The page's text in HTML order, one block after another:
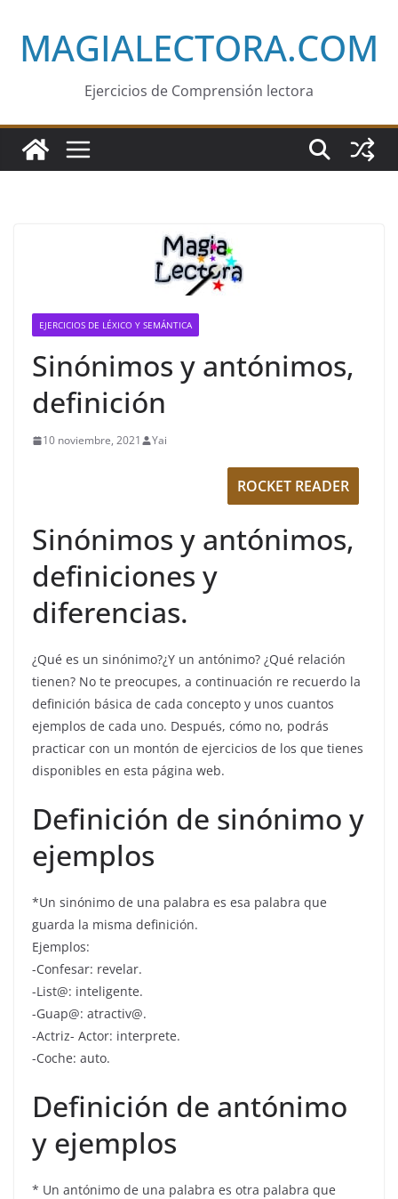
contenido
MAGIALECTORA.COM
Ejercicios de Comprensión lectora
EJERCICIOS DE LÉXICO Y SEMÁNTICA
Sinónimos y antónimos,
definición
10 noviembre, 2021 Yai
ROCKET READER
Sinónimos y antónimos,
definiciones y
diferencias.
¿Qué es un sinónimo?¿Y un antónimo? ¿Qué relación
tienen? No te preocupes, a continuación re recuerdo la
definición básica de cada concepto y unos cuantos
ejemplos de cada uno. Después, cómo no, podrás
practicar con un montón de ejercicios de los que tienes
disponibles en esta página web.
Definición de sinónimo y
ejemplos
*Un sinónimo de una palabra es esa palabra que
guarda la misma definición.
Ejemplos:
-Confesar: revelar.
-List@: inteligente.
-Guap@: atractiv@.
-Actriz- Actor: interprete.
-Coche: auto.
Definición de antónimo
y ejemplos
* Un antónimo de una palabra es otra palabra que